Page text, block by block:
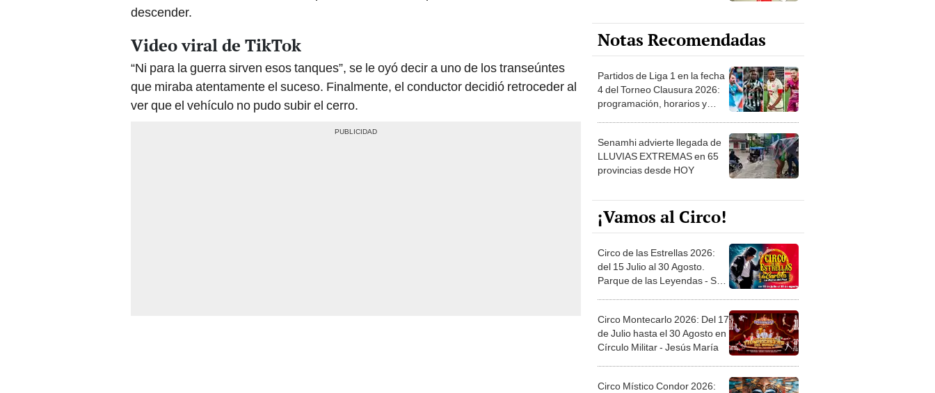
descender.
Video viral de TikTok
“Ni para la guerra sirven esos tanques”, se le oyó decir a uno de los transeúntes
que miraba atentamente el suceso. Finalmente, el conductor decidió retroceder al
ver que el vehículo no pudo subir el cerro.
Notas Recomendadas
Partidos de Liga 1 en la fecha
4 del Torneo Clausura 2026:
programación, horarios y
Senamhi advierte llegada de
LLUVIAS EXTREMAS en 65
provincias desde HOY
¡Vamos al Circo!
Circo de las Estrellas 2026:
del 15 Julio al 30 Agosto.
Parque de las Leyendas - San
Circo Montecarlo 2026: Del 17
de Julio hasta el 30 Agosto en
Círculo Militar - Jesús María
Circo Místico Condor 2026: